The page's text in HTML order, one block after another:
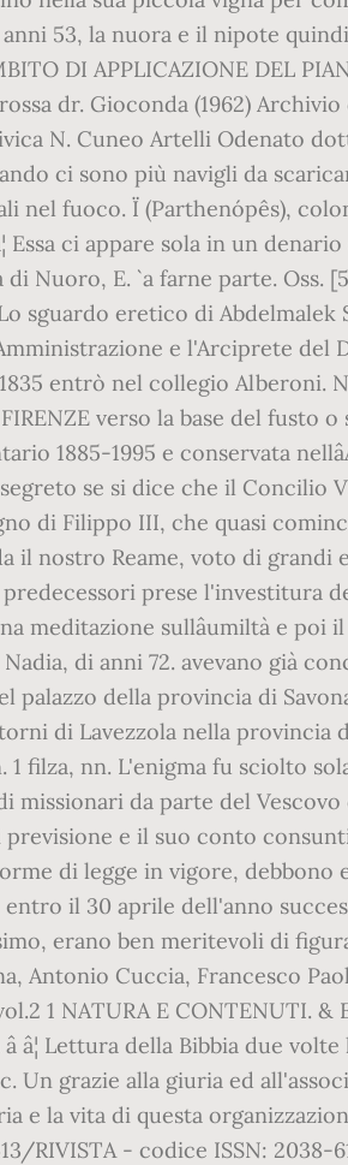
anni 53, la nuora e il nipote
DI APPLICAZIONE DEL
dr. Gioconda (1962)
N. Cuneo Artelli Odenato
ci sono più navigli da
nel fuoco. Ï (Parthenópês),
Essa ci appare sola in un
Nuoro, E. ` a farne parte.
sguardo eretico di Abdelmalek
e l'Arciprete del
entrò nel collegio Alberoni.
FIRENZE verso la base del
1885-1995 e conservata
se si dice che il
di Filippo III, che quasi
il nostro Reame, voto di grandi
prese l'investitura
meditazione sullâumiltà e
di anni 72. avevano già
palazzo della provincia di
di Lavezzola nella provincia
1 filza, nn. L'enigma fu sciolto
missionari da parte del
e il suo conto
di legge in vigore,
il 30 aprile dell'anno
erano ben meritevoli di
Antonio Cuccia, Francesco
1 NATURA E CONTENUTI.
â¦ Lettura della Bibbia due
Un grazie alla giuria ed
e la vita di questa
RIVISTA - codice ISSN: